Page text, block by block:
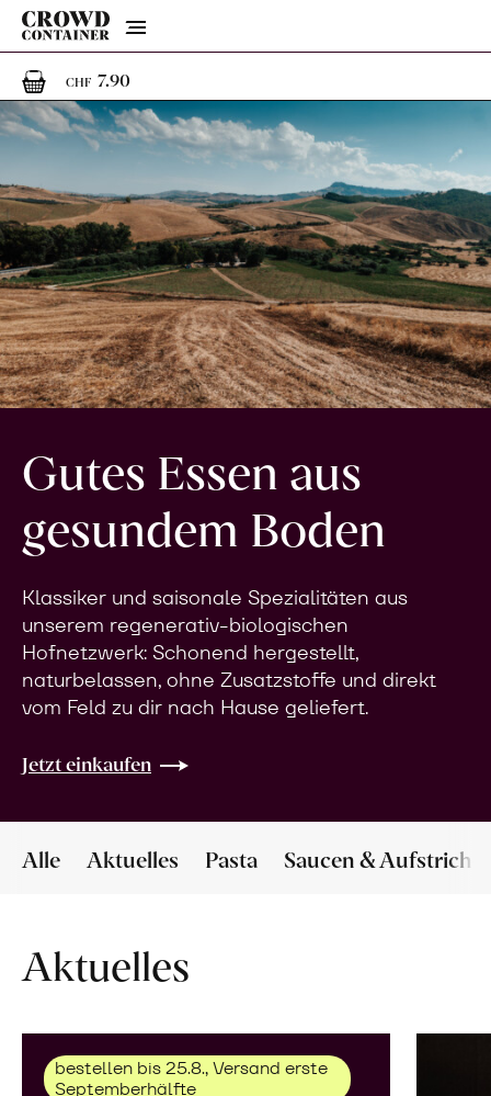
Menu
CHF 7.901 Artikel im Warenkorb
Gutes Essen aus
gesundem Boden
Klassiker und saisonale Spezialitäten aus
unserem regenerativ-biologischen
Hofnetzwerk: Schonend hergestellt,
naturbelassen, ohne Zusatzstoffe und direkt
vom Feld zu dir nach Hause geliefert.
Jetzt einkaufen
Alle Aktuelles Pasta Saucen & Aufstriche
Aktuelles
bestellen bis 25.8., Versand erste
Septemberhälfte